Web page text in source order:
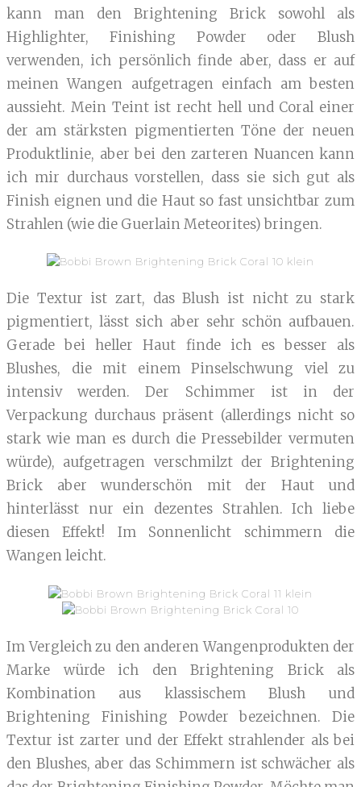
kann man den Brightening Brick sowohl als
Highlighter, Finishing Powder oder Blush
verwenden, ich persönlich finde aber, dass er auf
meinen Wangen aufgetragen einfach am besten
aussieht. Mein Teint ist recht hell und Coral einer
der am stärksten pigmentierten Töne der neuen
Produktlinie, aber bei den zarteren Nuancen kann
ich mir durchaus vorstellen, dass sie sich gut als
Finish eignen und die Haut so fast unsichtbar zum
Strahlen (wie die Guerlain Meteorites) bringen.
Die Textur ist zart, das Blush ist nicht zu stark
pigmentiert, lässt sich aber sehr schön aufbauen.
Gerade bei heller Haut finde ich es besser als
Blushes, die mit einem Pinselschwung viel zu
intensiv werden. Der Schimmer ist in der
Verpackung durchaus präsent (allerdings nicht so
stark wie man es durch die Pressebilder vermuten
würde), aufgetragen verschmilzt der Brightening
Brick aber wunderschön mit der Haut und
hinterlässt nur ein dezentes Strahlen. Ich liebe
diesen Effekt! Im Sonnenlicht schimmern die
Wangen leicht.
Im Vergleich zu den anderen Wangenprodukten der
Marke würde ich den Brightening Brick als
Kombination aus klassischem Blush und
Brightening Finishing Powder bezeichnen. Die
Textur ist zarter und der Effekt strahlender als bei
den Blushes, aber das Schimmern ist schwächer als